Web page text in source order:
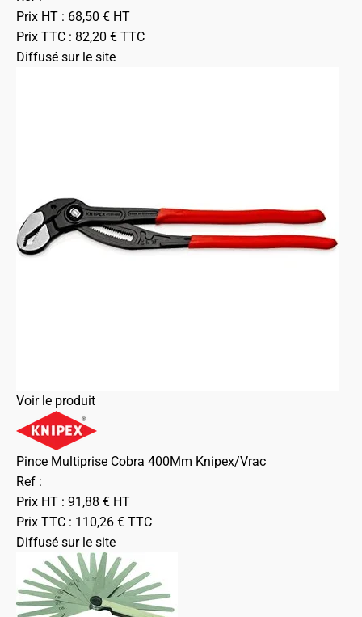
Prix HT : 68,50 € HT
Prix TTC : 82,20 € TTC
Diffusé sur le site
Voir le produit
Pince Multiprise Cobra 400Mm Knipex/Vrac
Ref :
Prix HT : 91,88 € HT
Prix TTC : 110,26 € TTC
Diffusé sur le site